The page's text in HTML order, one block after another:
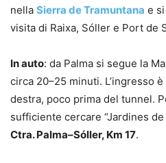
nella Sierra de Tramuntana e
visita di Raixa, Sóller e Port de
In auto: da Palma si segue la
circa 20–25 minuti. L’ingresso
destra, poco prima del tunnel.
sufficiente cercare “Jardines
Ctra. Palma–Sóller, Km 17.